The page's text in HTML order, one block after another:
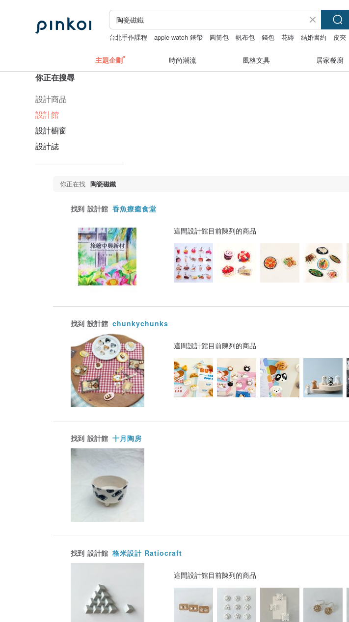
台北手作課程 apple watch 錶帶 圓筒包 帆布包 錢包 花磚 結婚書約 皮夾
主題企劃 時尚潮流 風格文具 居家餐廚
你正在搜尋
設計商品
設計館
設計櫥窗
設計誌
你正在找 陶瓷磁鐵
找到 設計館 香魚療癒食堂
這間設計館目前陳列的商品
找到 設計館 chunkychunks
這間設計館目前陳列的商品
找到 設計館 十月陶房
找到 設計館 格米設計 Ratiocraft
這間設計館目前陳列的商品